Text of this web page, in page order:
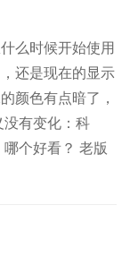
么时候开始使用
还是现在的显示
颜色有点暗了，
没有变化：科
个好看？ 老版